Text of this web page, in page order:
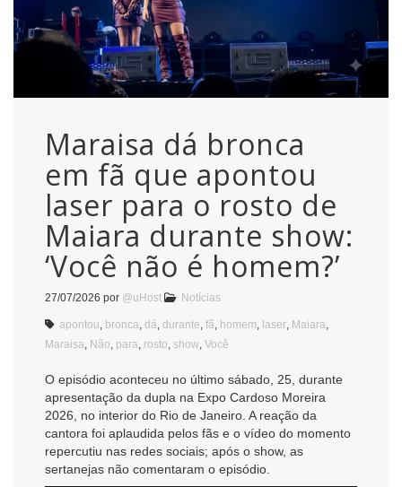
Maraisa dá bronca
em fã que apontou
laser para o rosto de
Maiara durante show:
‘Você não é homem?’
27/07/2026 por @uHost Notícias
apontou, bronca, dá, durante, fã, homem, laser, Maiara,
Maraisa, Não, para, rosto, show, Você
O episódio aconteceu no último sábado, 25, durante
apresentação da dupla na Expo Cardoso Moreira
2026, no interior do Rio de Janeiro. A reação da
cantora foi aplaudida pelos fãs e o vídeo do momento
repercutiu nas redes sociais; após o show, as
sertanejas não comentaram o episódio.